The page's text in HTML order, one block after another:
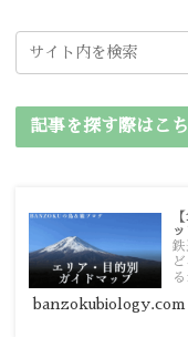
記事を探す際はこち
鉄
ガ
banzokubiology.com